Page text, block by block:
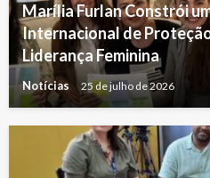
Marília Furlan Constrói
Internacional de
Liderança Feminina
Notícias 25 de julho de 2026